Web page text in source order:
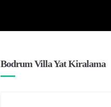
Bodrum Villa Yat Kiralama